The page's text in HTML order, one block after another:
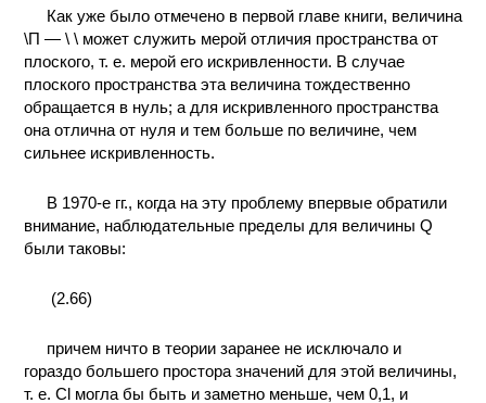
Как уже было отмечено в первой главе книги, величина
\П — \ \ может служить мерой отличия пространства от
плоского, т. е. мерой его искривленности. В случае
плоского пространства эта величина тождественно
обращается в нуль; а для искривленного пространства
она отлична от нуля и тем больше по величине, чем
сильнее искривленность.
В 1970-е гг., когда на эту проблему впервые обратили
внимание, наблюдательные пределы для величины Q
были таковы:
(2.66)
причем ничто в теории заранее не исключало и
гораздо большего простора значений для этой величины,
т. е. Cl могла бы быть и заметно меньше, чем 0,1, и